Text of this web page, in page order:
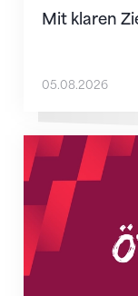
Mit klaren
05.08.2026
Neue